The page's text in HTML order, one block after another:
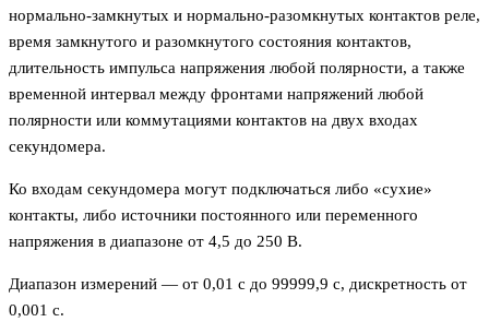
нормально-замкнутых и нормально-разомкнутых контактов реле,
время замкнутого и разомкнутого состояния контактов,
длительность импульса напряжения любой полярности, а также
временной интервал между фронтами напряжений любой
полярности или коммутациями контактов на двух входах
секундомера.
Ко входам секундомера могут подключаться либо «сухие»
контакты, либо источники постоянного или переменного
напряжения в диапазоне от 4,5 до 250 В.
Диапазон измерений — от 0,01 с до 99999,9 с, дискретность от
0,001 с.